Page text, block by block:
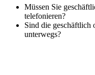
Müssen Sie
telefonieren?
Sind die geschäftlich
unterwegs?